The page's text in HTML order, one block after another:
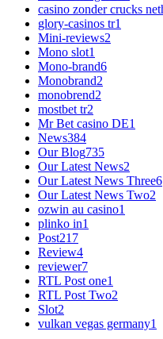
casino zonder crucks
glory-casinos tr1
Mini-reviews2
Mono slot1
Mono-brand6
Monobrand2
monobrend2
mostbet tr2
Mr Bet casino DE1
News384
Our Blog735
Our Latest News2
Our Latest News Three6
Our Latest News Two2
ozwin au casino1
plinko in1
Post217
Review4
reviewer7
RTL Post one1
RTL Post Two2
Slot2
vulkan vegas germany1